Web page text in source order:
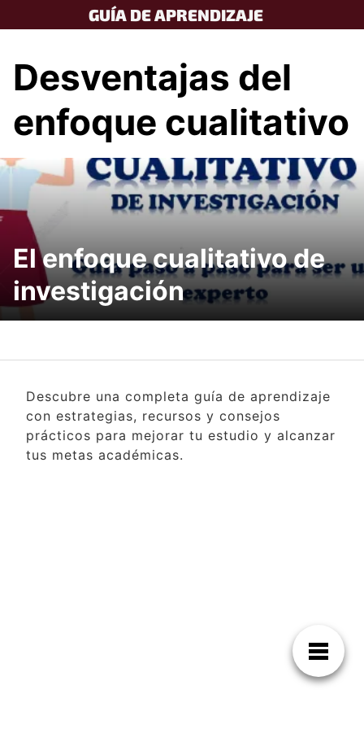
to
GUÍA DE APRENDIZAJE
Desventajas del
enfoque cualitativo
El enfoque cualitativo de
investigación
Descubre una completa guía de aprendizaje
con estrategias, recursos y consejos
prácticos para mejorar tu estudio y alcanzar
tus metas académicas.